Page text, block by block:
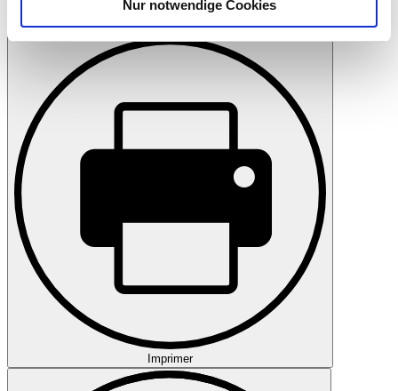
Verwendung unserer Website an unsere Partner für
soziale Medien, Werbung und Analysen weiter. Unsere
Partner führen diese Informationen möglicherweise mit
weiteren Daten zusammen, die Sie ihnen bereitgestellt
haben oder die sie im Rahmen Ihrer Nutzung der Dienste
gesammelt haben.Datenschutzerklärung
Nur notwendige Cookies
Retenir
Imprimer